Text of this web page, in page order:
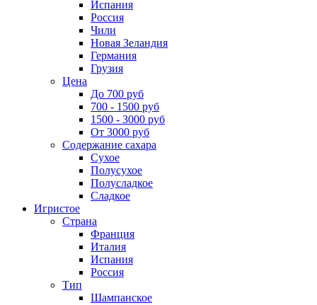
Испания
Россия
Чили
Новая Зеландия
Германия
Грузия
Цена
До 700 руб
700 - 1500 руб
1500 - 3000 руб
От 3000 руб
Содержание сахара
Сухое
Полусухое
Полусладкое
Сладкое
Игристое
Страна
Франция
Италия
Испания
Россия
Тип
Шампанское